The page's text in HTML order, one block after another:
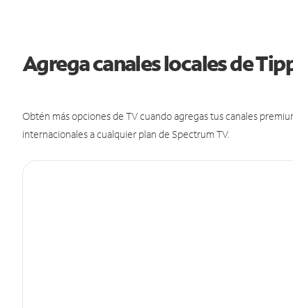
Agrega canales locales de
Obtén más opciones de TV cuando agregas tus canales
internacionales a cualquier plan de Spectrum TV.